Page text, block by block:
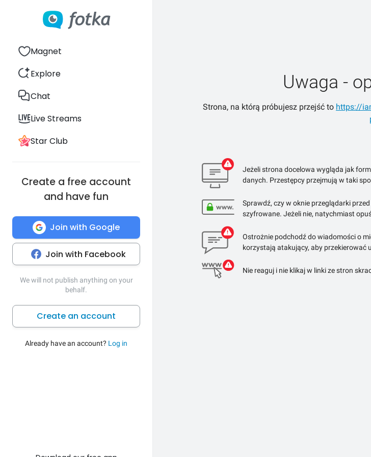
Magnet
Explore
Chat
Live Streams
Star Club
Create a free account
and have fun
Join with Google
Join with Facebook
We will not publish anything on your
behalf.
Create an account
Already have an account? Log in
Uwaga -
Strona, na którą próbujesz przejść to https://
Jeżeli strona docelowa wygląda jak
danych. Przestępcy przejmują w taki
Sprawdź, czy w oknie przeglądarki
szyfrowane. Jeżeli nie, natychmiast
Ostrożnie podchodź do wiadomości o
korzystają atakujący, aby przekierować
Nie reaguj i nie klikaj w linki ze stron